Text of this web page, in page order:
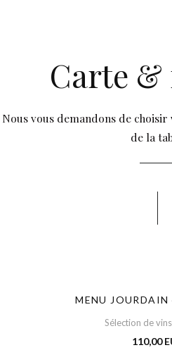
Carte &
Nous vous demandons de
de la
MENU JOURDAIN
Sélection de
110,00